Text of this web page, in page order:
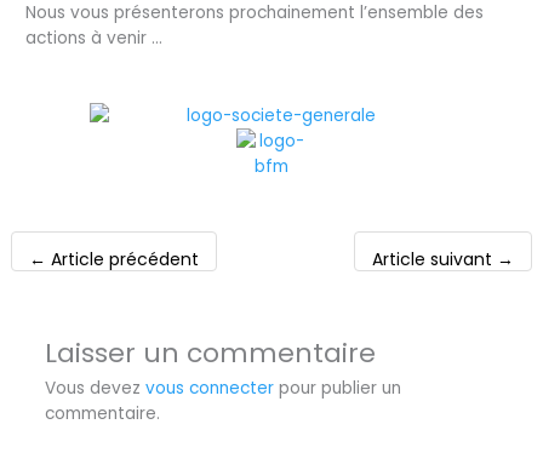
Nous vous présenterons prochainement l’ensemble des
actions à venir …
← Article précédent Article suivant →
Laisser un commentaire
Vous devez vous connecterpour publier un
commentaire.